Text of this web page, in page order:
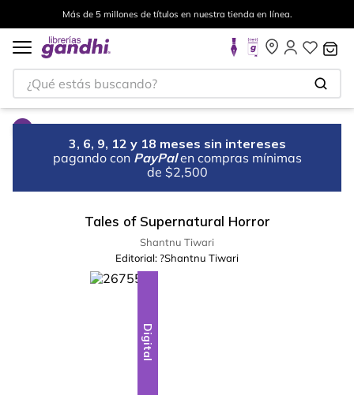
Más de 5 millones de títulos en nuestra tienda en línea.
¿Qué estás buscando?
3, 6, 9, 12 y 18 meses sin intereses
pagando con PayPal en compras mínimas
de $2,500
Tales of Supernatural Horror
Shantnu Tiwari
Editorial: ?Shantnu Tiwari
Digital